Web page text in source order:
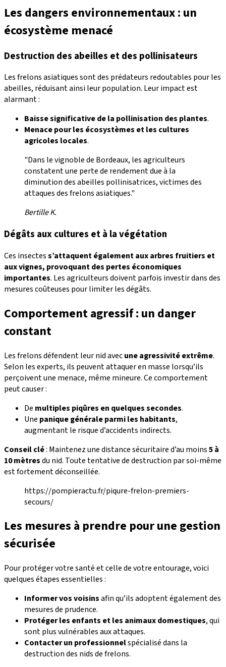
Les dangers environnementaux : un
écosystème menacé
Destruction des abeilles et des pollinisateurs
Les frelons asiatiques sont des prédateurs redoutables pour les
abeilles, réduisant ainsi leur population. Leur impact est
alarmant :
Baisse significative de la pollinisation des plantes.
Menace pour les écosystèmes et les cultures
agricoles locales.
"Dans le vignoble de Bordeaux, les agriculteurs
constatent une perte de rendement due à la
diminution des abeilles pollinisatrices, victimes des
attaques des frelons asiatiques."
Bertille K.
Dégâts aux cultures et à la végétation
Ces insectess’attaquent également aux arbres fruitiers et
aux vignes, provoquant des pertes économiques
importantes. Les agriculteurs doivent parfois investir dans des
mesures coûteuses pour limiter les dégâts.
Comportement agressif : un danger
constant
Les frelons défendent leur nid avecune agressivité extrême.
Selon les experts, ils peuvent attaquer en masse lorsqu’ils
perçoivent une menace, même mineure. Ce comportement
peut causer :
De multiples piqûres en quelques secondes.
Une panique générale parmi les habitants,
augmentant le risque d’accidents indirects.
Conseil clé: Maintenez une distance sécuritaire d’au moins5 à
10 mètresdu nid. Toute tentative de destruction par soi-même
est fortement déconseillée.
https://pompieractu.fr/piqure-frelon-premiers-
secours/
Les mesures à prendre pour une gestion
sécurisée
Pour protéger votre santé et celle de votre entourage, voici
quelques étapes essentielles :
Informer vos voisinsafin qu’ils adoptent également des
mesures de prudence.
Protéger les enfants et les animaux domestiques, qui
sont plus vulnérables aux attaques.
Contacter un professionnelspécialisé dans la
destruction des nids de frelons.